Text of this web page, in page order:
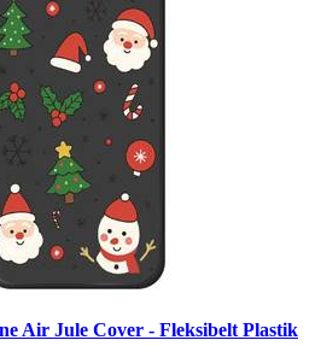
Air Jule Cover - Fleksibelt Plastik